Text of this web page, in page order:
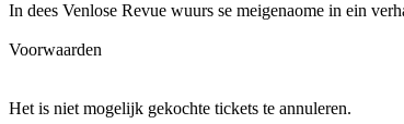
In dees Venlose Revue wuurs se meigenaome in ein
Voorwaarden
Het is niet mogelijk gekochte tickets te annuleren.